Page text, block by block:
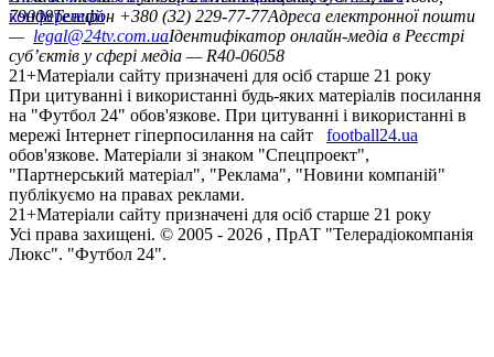
конференцій
79008Телефон +380 (32) 229-77-77Адреса електронної пошти
— legal@24tv.com.uaІдентифікатор онлайн-медіа в Реєстрі
суб’єктів у сфері медіа — R40-06058
21+Матеріали сайту призначені для осіб старше 21 року
При цитуванні і використанні будь-яких матеріалів посилання
на "Футбол 24" обов'язкове. При цитуванні і використанні в
мережі Інтернет гіперпосилання на сайт
football24.ua
обов'язкове. Матеріали зі знаком "Спецпроект",
"Партнерський матеріал", "Реклама", "Новини компаній"
публікуємо на правах реклами.
21+Матеріали сайту призначені для осіб старше 21 року
Усi права захищенi. © 2005 - 2026 , ПрАТ "Телерадіокомпанія
Люкс". "Футбол 24".